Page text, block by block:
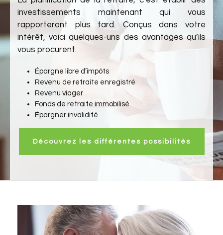
investissements maintenant qui vous
rapporteront plus tard. Conçus dans votre
intérêt, voici quelques-uns des avantages qu’ils
vous procurent.
Épargne libre d’impôts
Revenu de retraite enregistré
Revenu viager
Fonds de retraite immobilisé
Épargner invalidité
Découvrez les différentes possibilités